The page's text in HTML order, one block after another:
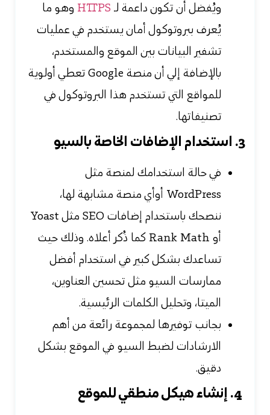
ويُفضل أن تكون داعمة لـ HTTPS وهو ما
يُعرف ببروتوكول أمان يستخدم في عمليات
تشفير البيانات بين الموقع والمستخدم،
بالإضافة إلي أن منصة Google تعطي أولوية
للمواقع التي تستخدم هذا البروتوكول في
تصنيفاتها.
3. استخدام الإضافات الخاصة بالسيو
في حالة استخدامك لمنصة مثل
WordPress أوأي منصة مشابهة لها،
ننصحك باستخدام إضافات SEO مثل Yoast
أو Rank Math كما ذُكر أعلاه. وذلك حيث
تساعدك بشكل كبير في استخدام أفضل
ممارسات السيو مثل تحسين العناوين،
الميتا، وتحليل الكلمات الرئيسية.
بجانب توفيرها لمجموعة رائعة من أهم
الارشادات لضبط السيو في الموقع بشكل
دقيق.